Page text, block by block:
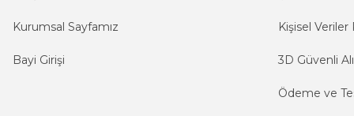
Kurumsal Sayfamız
Bayi Girişi
Kişisel Veriler
3D Güvenli
Ödeme ve